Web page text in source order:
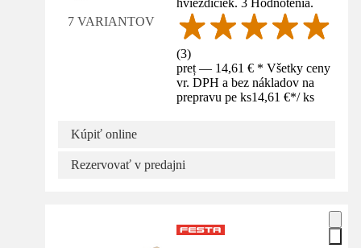
7 VARIANTOV
hviezdičiek. 3 Hodnotenia.
(3)
preț — 14,61 € * Všetky ceny
vr. DPH a bez nákladov na
prepravu pe ks14,61 €*/ ks
Kúpiť online
Rezervovať v predajni